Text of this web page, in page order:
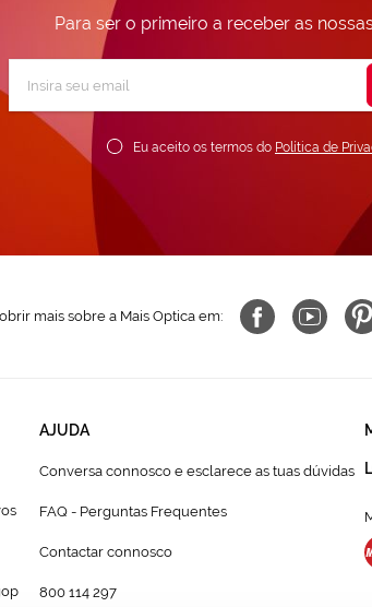
Para ser o primeiro a receber as
Newsletter:
Eu aceito os termos do Política de
mais sobre a Mais Optica em:
AJUDA
Conversa connosco e esclarece as tuas dúvidas
FAQ - Perguntas Frequentes
Contactar connosco
800 114 297